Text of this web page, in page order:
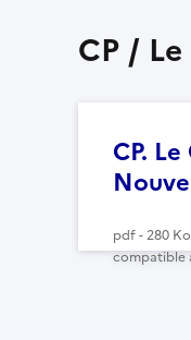
CP /
CP.
pdf - 280
compatible